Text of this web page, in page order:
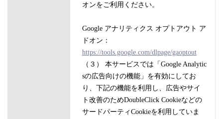
オンをご利用ください。
Google アナリティクス オプトアウト ア
ドオン：
https://tools.google.com/dlpage/gaoptout
（３） 本サービスでは「Google Analytic
sの広告向けの機能」を有効にしてお
り、下記の機能を利用し、広告やサイ
ト改善のためDoubleClick Cookieなどの
サードパーティCookieを利用していま